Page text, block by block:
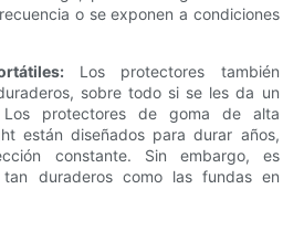
o se exponen a condiciones
Los protectores también
sobre todo si se les da un
Los protectores de goma de alta
están diseñados para durar años,
constante. Sin embargo, es
duraderos como las fundas en